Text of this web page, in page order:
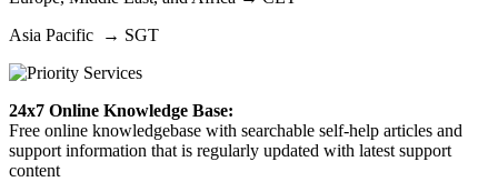
Asia Pacific → SGT
24x7 Online Knowledge Base:
Free online knowledgebase with searchable self-help articles and
support information that is regularly updated with latest support
content